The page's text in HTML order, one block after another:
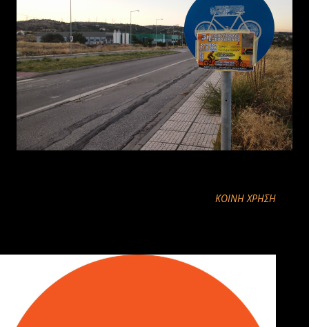
ΚΟΙΝΉ ΧΡΉΣΗ